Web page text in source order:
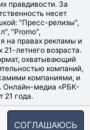
правдивости. За
несет
"Пресс-релизы",
"Promo",
на правах рекламы и
летнего возраста.
охватывающий
компаний,
компаниями, и
Онлайн-медиа «РБК-
21 года.
СОГЛАШАЮСЬ